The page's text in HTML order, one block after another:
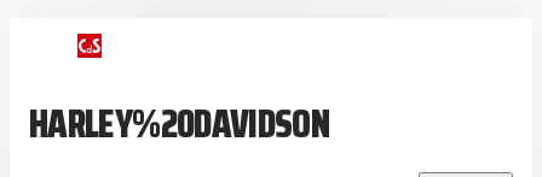
HARLEY%20DAVIDSON